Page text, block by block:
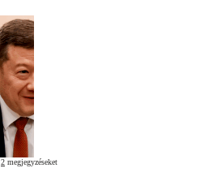
2 megjegyzéseket